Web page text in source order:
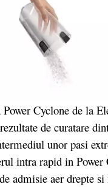
Cyclone de la
de curatare
unor pasi
intra rapid in Power
admisie aer drepte si